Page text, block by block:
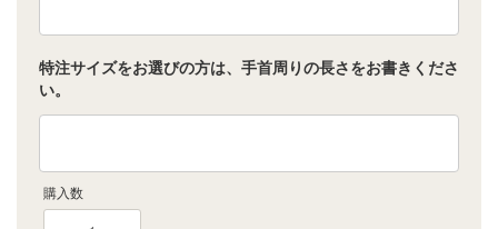
特注サイズをお選びの方は、手首周りの長さをお書きくださ
い。
購入数